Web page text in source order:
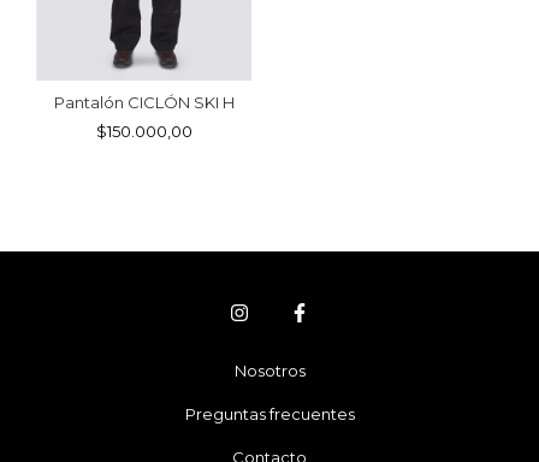
Pantalón CICLÓN SKI H
$150.000,00
Nosotros
Preguntas frecuentes
Contacto